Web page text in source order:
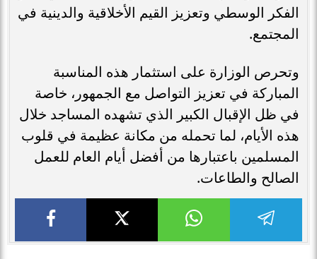
الفكر الوسطي وتعزيز القيم الأخلاقية والدينية في
المجتمع.
وتحرص الوزارة على استثمار هذه المناسبة
المباركة في تعزيز التواصل مع الجمهور، خاصة
في ظل الإقبال الكبير الذي تشهده المساجد خلال
هذه الأيام، لما تحمله من مكانة عظيمة في قلوب
المسلمين باعتبارها من أفضل أيام العام للعمل
الصالح والطاعات.